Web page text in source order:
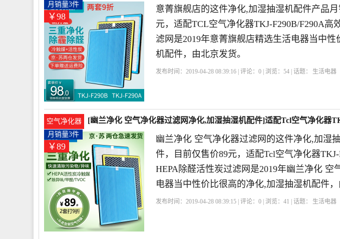
￥98
月销量3件
意菁旗舰店的这件净化,加湿抽湿机配件产品
元，适配TCL空气净化器TKJ-F290B/F290A高
滤网是2019年意菁旗舰店精选生活电器当中
机配件，由北京发货。
发布时间：2019-04-28 08:39:16 | 评论：0 | 浏览：54 | 话题： 生活电器
空气净化器
[幽兰净化 空气净化器过滤网净化,加湿抽湿机配件]适配Tcl空气净化器
89元
￥89
月销量3件
幽兰净化 空气净化器过滤网的这件净化,加湿
件，目前仅售价89元，适配Tcl空气净化器
HEPA除醛活性炭过滤网是2019年幽兰净化 空
电器当中性价比很高的净化,加湿抽湿机配件，
发布时间：2019-04-28 08:39:15 | 评论：0 | 浏览：41 | 话题： 生活电器